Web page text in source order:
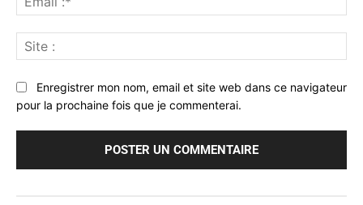
:*
:
Enregistrer mon nom, email et site web dans ce navigateur
pour la prochaine fois que je commenterai.